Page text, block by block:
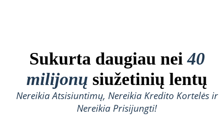
Sukurta daugiau nei40
milijonų siužetinių lentų
Nereikia Atsisiuntimų, Nereikia Kredito Kortelės ir
Nereikia Prisijungti!